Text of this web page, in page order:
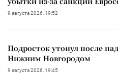
9 августа 2026, 19:52
Подросток утонул после
Нижним Новгородом
9 августа 2026, 19:45